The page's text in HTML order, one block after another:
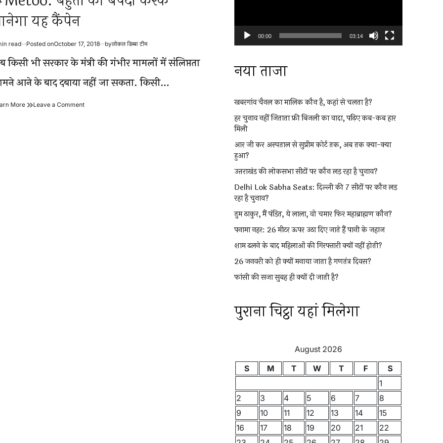
यह कैंपेन
read Posted onOctober 17, 2018 byलोकल डिब्बा टीम
किसी भी सरकार के मंत्री की गंभीर मामलों में संलिप्तता
आने के बाद दबाया नहीं जा सकता. किसी…
More #Metoo:
Leave a Commenton
00:00 03:14
नया ताजा
खबरगांव चैनल का मालिक कौन है, कहां से चलता है?
हर चुनाव नहीं जिताता फ्री बिजली का वादा, पढ़िए कब-कब हार
मिली
आर जी कर अस्पताल से सुप्रीम कोर्ट तक, अब तक क्या-क्या
हुआ?
उत्तराखंड की लोकसभा सीटों पर कौन लड़ रहा है चुनाव?
Delhi Lok Sabha Seats: दिल्ली की 7 सीटों पर कौन लड़
रहा है चुनाव?
तुम ठाकुर, मैं पंडित, ये लाला, वो चमार फिर महाब्राह्मण कौन?
पनामा नहर: 26 मीटर ऊपर उठा दिए जाते हैं पानी के जहाज
शाम ढलने के बाद महिलाओं की गिरफ्तारी क्यों नहीं होती?
26 जनवरी को ही क्यों मनाया जाता है गणतंत्र दिवस?
फांसी की सजा सुबह ही क्यों दी जाती है?
पुराना चिट्ठा यहां मिलेगा
August 2026
S
M T W T F
S
1
2
3 4 5 6 7
8
9
10 11 12 13 14
15
16
17 18 19 20 21
22